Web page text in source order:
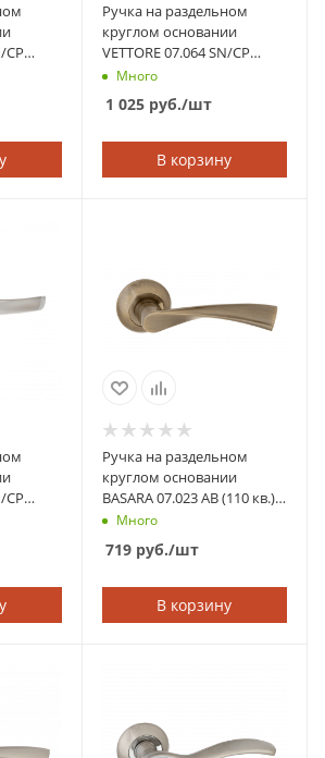
CP
Ручка на раздельном
круглом основании
VETTORE 07.064 SN/CP
(Сатин/Хром)
Много
1 025руб./шт
В корзину
CP
Ручка на раздельном
круглом основании
BASARA 07.023 AB (110 кв.)
(Бронза)
Много
719руб./шт
В корзину